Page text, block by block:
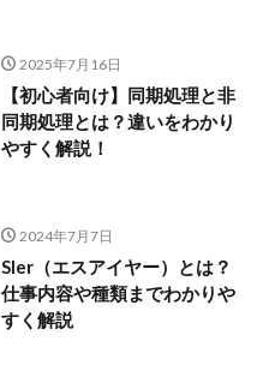
2025年7月16日
【初心者向け】同期処理と非
同期処理とは？違いをわかり
やすく解説！
2024年7月7日
SIer（エスアイヤー）とは？
仕事内容や種類までわかりや
すく解説